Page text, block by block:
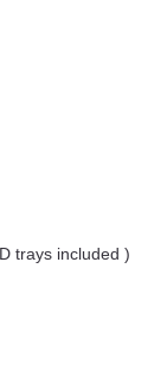
trays included )